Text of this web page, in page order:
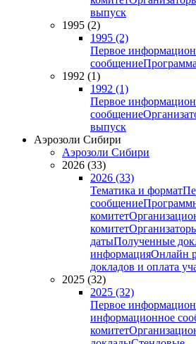
выпуск
1995 (2)
1995 (2)
Первое
сообщениеПрограмма
1992 (1)
1992 (1)
Первое
сообщение
выпуск
Аэрозоли Сибири
Аэрозоли Сибири
2026 (33)
2026 (33)
Тематика и формат
сообщение
комитет
комитет
датыПолученные
информацияОнлайн
докладов и оплата
2025 (32)
2025 (32)
Первое
информационное
комитет